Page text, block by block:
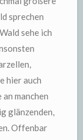
sprechen
sehe ich
hier auch
manchen
glänzenden,
Offenbar